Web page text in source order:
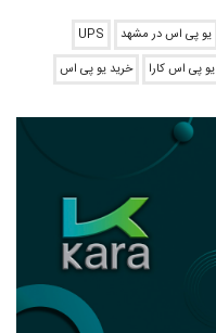
یو پی اس در مشهد
UPS
یو پی اس کارا خرید یو پی اس